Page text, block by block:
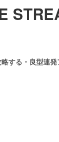
する・良型連